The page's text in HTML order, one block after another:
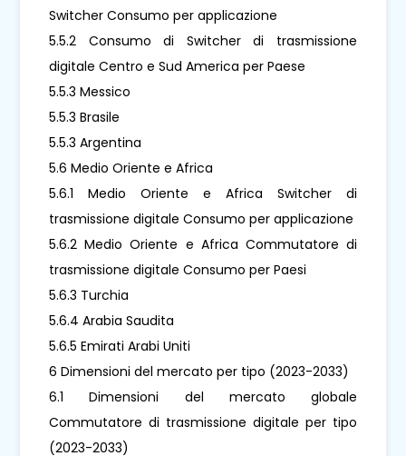
Switcher Consumo per applicazione
5.5.2 Consumo di Switcher di trasmissione
digitale Centro e Sud America per Paese
5.5.3 Messico
5.5.3 Brasile
5.5.3 Argentina
5.6 Medio Oriente e Africa
5.6.1 Medio Oriente e Africa Switcher di
trasmissione digitale Consumo per applicazione
5.6.2 Medio Oriente e Africa Commutatore di
trasmissione digitale Consumo per Paesi
5.6.3 Turchia
5.6.4 Arabia Saudita
5.6.5 Emirati Arabi Uniti
6 Dimensioni del mercato per tipo (2023-2033)
6.1 Dimensioni del mercato globale
Commutatore di trasmissione digitale per tipo
(2023-2033)